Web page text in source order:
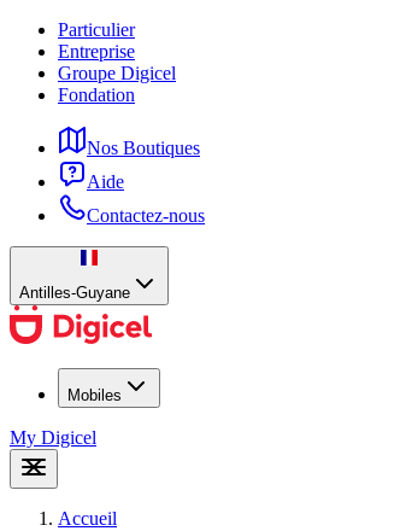
Particulier
Entreprise
Groupe Digicel
Fondation
Nos Boutiques
Aide
Contactez-nous
Antilles-Guyane
Mobiles
My Digicel
Accueil